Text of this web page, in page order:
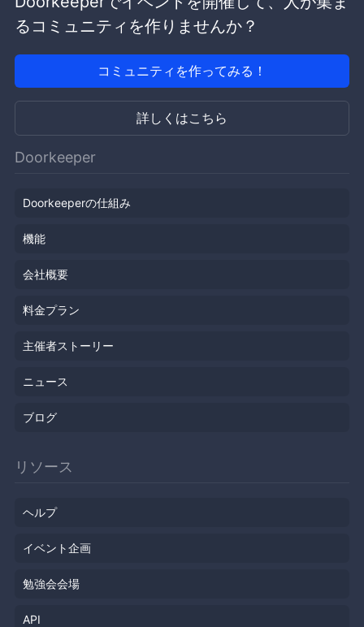
るコミュニティを作りませんか？
コミュニティを作ってみる！
詳しくはこちら
Doorkeeper
Doorkeeperの仕組み
機能
会社概要
料金プラン
主催者ストーリー
ニュース
ブログ
リソース
ヘルプ
イベント企画
勉強会会場
API